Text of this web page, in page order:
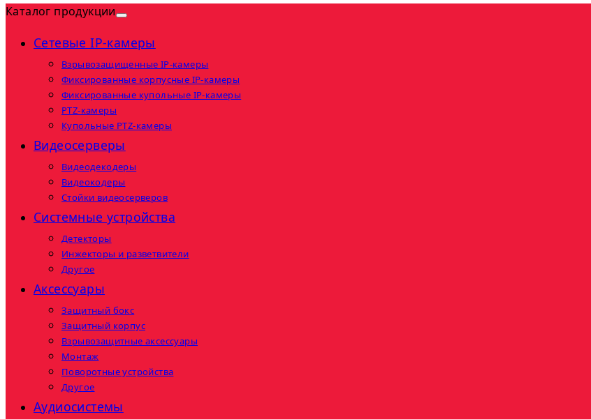
Каталог продукции
Сетевые IP-камеры
Взрывозащищенные IP-камеры
Фиксированные корпусные IP-камеры
Фиксированные купольные IP-камеры
PTZ-камеры
Купольные PTZ-камеры
Видеосерверы
Видеодекодеры
Видеокодеры
Стойки видеосерверов
Системные устройства
Детекторы
Инжекторы и разветвители
Другое
Аксессуары
Защитный бокс
Защитный корпус
Взрывозащитные аксессуары
Монтаж
Поворотные устройства
Другое
Аудиосистемы